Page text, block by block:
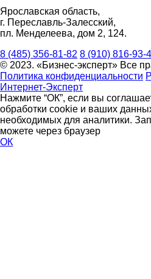
Ярославская область,
г. Переславль-Залесский,
пл. Менделеева, дом 2, 124.
8 (485) 356-81-82 8 (910) 816-93-
© 2023. «Бизнес-эксперт» Все
Политика конфиденциальности
Интернет-Эксперт
Нажмите “ОК”, если вы
обработки cookie и ваших
необходимых для аналитики.
можете через браузер
ОК